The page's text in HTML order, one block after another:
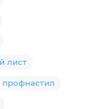
лист
профнастил